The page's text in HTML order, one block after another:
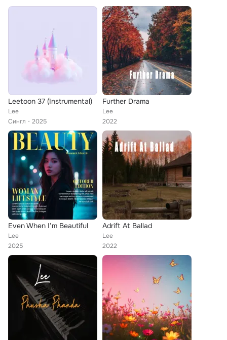
Leetoon 37 (Instrumental)
Lee
Сингл
2025
Further Drama
Lee
2022
Even When I’m Beautiful
Lee
2025
Adrift At Ballad
Lee
2022